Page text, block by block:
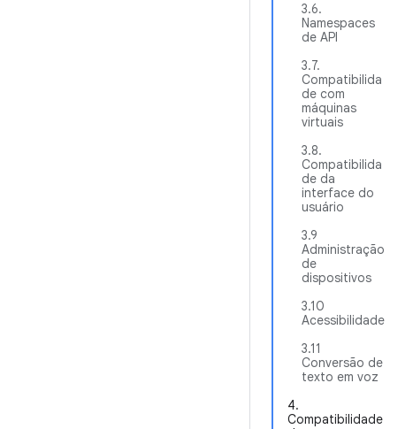
3.6.
Namespaces
de API
3.7.
Compatibilida
de com
máquinas
virtuais
3.8.
Compatibilida
de da
interface do
usuário
3.9
Administração
de
dispositivos
3.10
Acessibilidade
3.11
Conversão de
texto em voz
4.
Compatibilidade